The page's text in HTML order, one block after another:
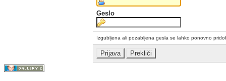
Geslo
Izgubljena ali pozabljena gesla se lahko ponovno